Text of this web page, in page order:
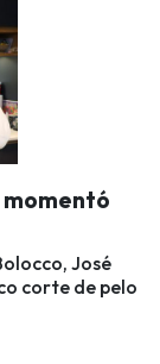
momentó
José
corte de pelo